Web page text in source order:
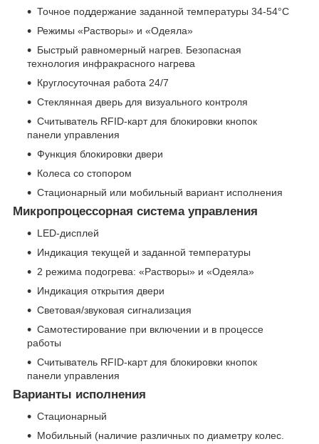
Точное поддержание заданной температуры 34-54°С
Режимы «Растворы» и «Одеяла»
Быстрый равномерный нагрев. Безопасная
технология инфракрасного нагрева
Круглосуточная работа 24/7
Стеклянная дверь для визуального контроля
Считыватель RFID-карт для блокировки кнопок
панели управления
Функция блокировки двери
Колеса со стопором
Стационарный или мобильный вариант исполнения
Микропроцессорная система управления
LED-дисплей
Индикация текущей и заданной температуры
2 режима подогрева: «Растворы» и «Одеяла»
Индикация открытия двери
Световая/звуковая сигнализация
Самотестирование при включении и в процессе
работы
Считыватель RFID-карт для блокировки кнопок
панели управления
Варианты исполнения
Стационарный
Мобильный (наличие различных по диаметру колес.